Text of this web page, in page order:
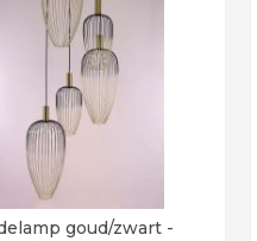
goud/zwart -